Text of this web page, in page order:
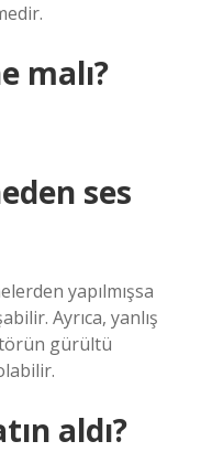
malı?
ses
yapılmışsa
Ayrıca, yanlış
gürültü
aldı?